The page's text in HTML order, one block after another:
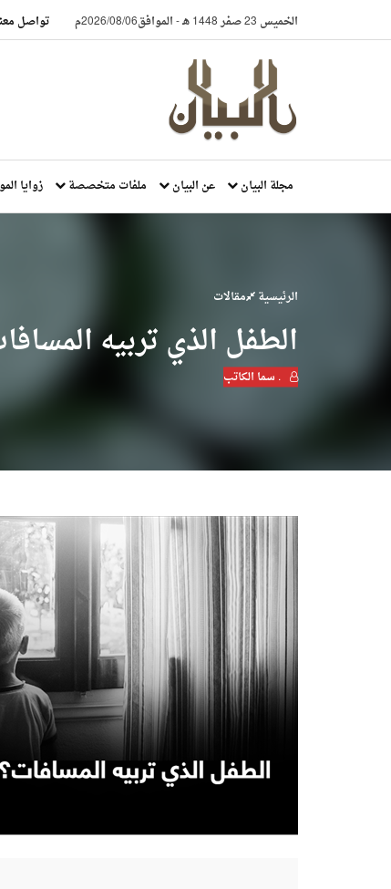
الخميس 23 صفر 1448 هـ -الموافق2026/08/06م تواصل
مجلة البيان عن البيان ملفات متخصصة زوايا
الرئيسية مقالات
الطفل الذي تربيه
. سما الكاتب